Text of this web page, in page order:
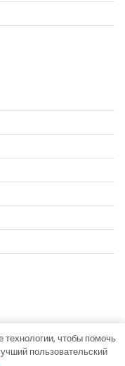
News Bank от
технологии, чтобы помочь
пользовательский